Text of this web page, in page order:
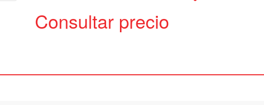
Consultar precio